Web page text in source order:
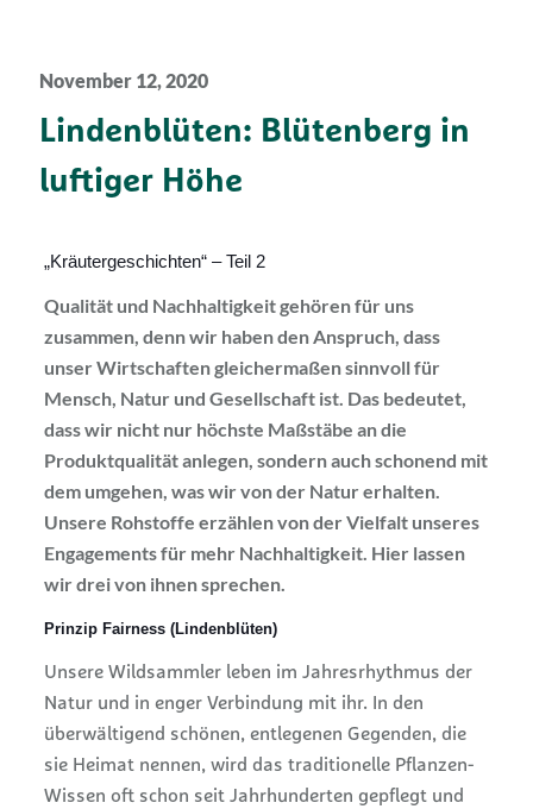
November 12, 2020
Lindenblüten: Blütenberg in
luftiger Höhe
„Kräutergeschichten“ – Teil 2
Qualität und Nachhaltigkeit gehören für uns
zusammen, denn wir haben den Anspruch, dass
unser Wirtschaften gleichermaßen sinnvoll für
Mensch, Natur und Gesellschaft ist. Das bedeutet,
dass wir nicht nur höchste Maßstäbe an die
Produktqualität anlegen, sondern auch schonend mit
dem umgehen, was wir von der Natur erhalten.
Unsere Rohstoffe erzählen von der Vielfalt unseres
Engagements für mehr Nachhaltigkeit. Hier lassen
wir drei von ihnen sprechen.
Prinzip Fairness (Lindenblüten)
Unsere Wildsammler leben im Jahresrhythmus der
Natur und in enger Verbindung mit ihr. In den
überwältigend schönen, entlegenen Gegenden, die
sie Heimat nennen, wird das traditionelle Pflanzen-
Wissen oft schon seit Jahrhunderten gepflegt und